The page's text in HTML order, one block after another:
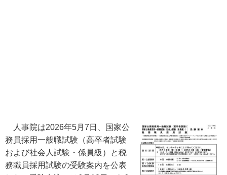
人事院は2026年5月7日、国家公
務員採用一般職試験（高卒者試験
および社会人試験・係員級）と税
務職員採用試験の受験案内を公表